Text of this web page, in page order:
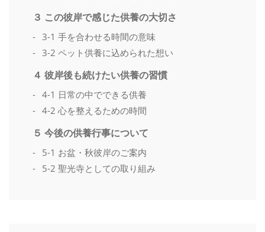
３ この彼岸で感じた供養の大切さ
3-1 手を合わせる時間の意味
3-2 ペット供養に込められた想い
４ 彼岸後も続けたい供養の習慣
4-1 日常の中でできる供養
4-2 心を整えるための時間
５ 今後の供養行事について
5-1 お盆・秋彼岸のご案内
5-2 聖光寺としての取り組み